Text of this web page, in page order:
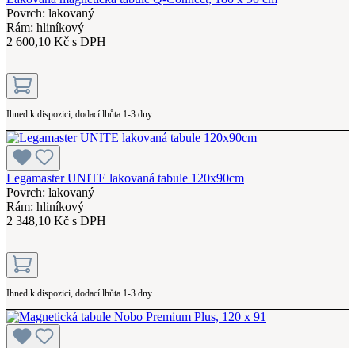
Povrch: lakovaný
Rám: hliníkový
2 600,10 Kč s DPH
Ihned k dispozici, dodací lhůta 1-3 dny
Legamaster UNITE lakovaná tabule 120x90cm
Povrch: lakovaný
Rám: hliníkový
2 348,10 Kč s DPH
Ihned k dispozici, dodací lhůta 1-3 dny